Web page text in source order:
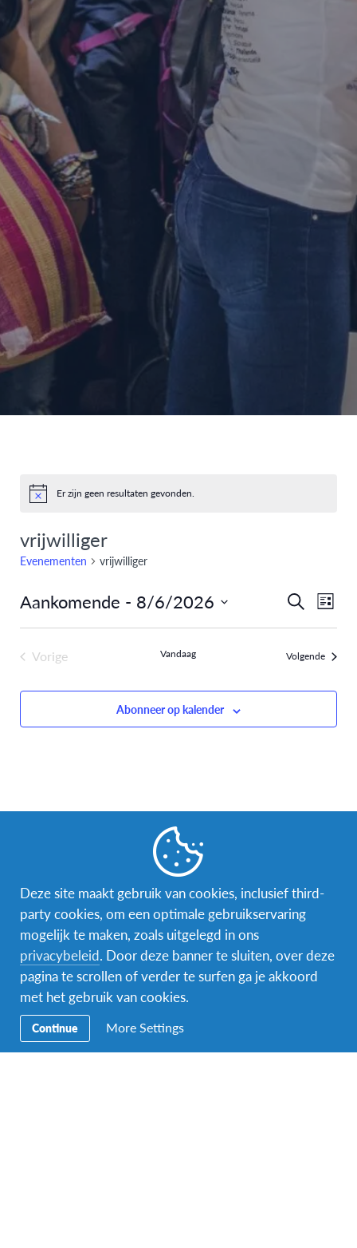
BerichtEr zijn geen resultaten gevonden.
vrijwilliger
Evenementen vrijwilliger
Zoeken
en
Zoeken
Lijst
Aankomende - 8/6/2026
Selecteer
datum.
Vorige
Vandaag Volgende
Abonneer op kalender
FacebookInstagramMessenger
Secundaire
Navigatie
Naar het buitenland
Word gastgezin
Deze site maakt gebruik van cookies, inclusief third-
party cookies, om een optimale gebruikservaring
mogelijk te maken, zoals uitgelegd in ons
privacybeleid. Door deze banner te sluiten, over deze
pagina te scrollen of verder te surfen ga je akkoord
met het gebruik van cookies.
Continue More Settings